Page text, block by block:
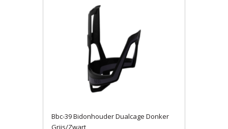
Bbc-39 Bidonhouder Dualcage Donker
Grijs/Zwart